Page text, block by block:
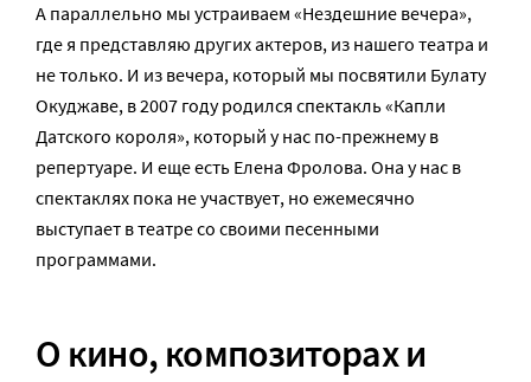
А параллельно мы устраиваем «Нездешние вечера»,
где я представляю других актеров, из нашего театра и
не только. И из вечера, который мы посвятили Булату
Окуджаве, в 2007 году родился спектакль «Капли
Датского короля», который у нас по-прежнему в
репертуаре. И еще есть Елена Фролова. Она у нас в
спектаклях пока не участвует, но ежемесячно
выступает в театре со своими песенными
программами.
О кино, композиторах и